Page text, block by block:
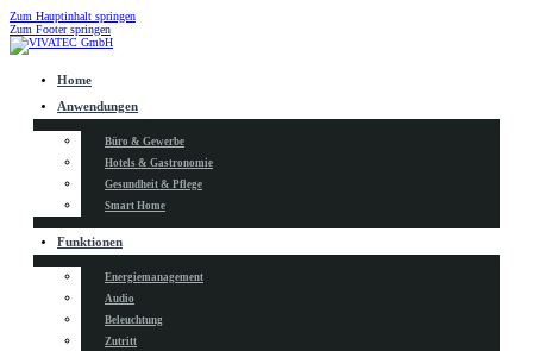
Zum Hauptinhalt springen
Zum Footer springen
Home
Anwendungen
Büro & Gewerbe
Hotels & Gastronomie
Gesundheit & Pflege
Smart Home
Funktionen
Energiemanagement
Audio
Beleuchtung
Zutritt